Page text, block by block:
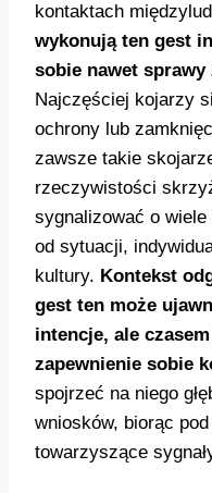
kontaktach
wykonują ten gest
sobie nawet sprawy
Najczęściej kojarzy
ochrony lub
zawsze takie
rzeczywistości
sygnalizować o
od sytuacji,
kultury. Kontekst
gest ten może
intencje, ale
zapewnienie sobie
spojrzeć na niego
wniosków, biorąc
towarzyszące